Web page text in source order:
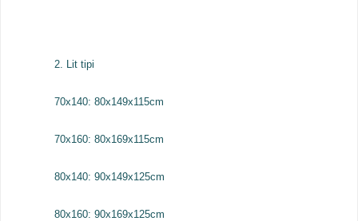
2. Lit tipi
70x140: 80x149x115cm
70x160: 80x169x115cm
80x140: 90x149x125cm
80x160: 90x169x125cm